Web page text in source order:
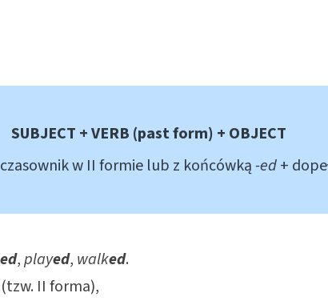
SUBJECT + VERB (past form) + OBJECT
w II formie lub z końcówką-ed+
ed,played, walked.
II forma),